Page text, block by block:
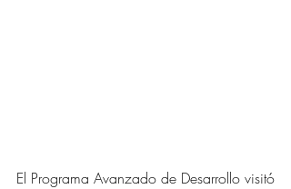
El Programa Avanzado de Desarrollo visitó